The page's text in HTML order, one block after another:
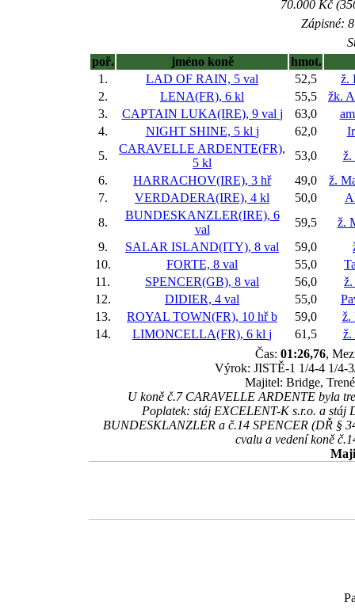
70.000 Kč
Zápisné:
poř.
jméno koně
hmot.
1.
LAD OF RAIN, 5 val 52,5
ž.
2.
LENA(FR), 6 kl 55,5
žk.
3.
CAPTAIN LUKA(IRE), 9 val j 63,0
4.
NIGHT SHINE, 5 kl j 62,0
5.
CARAVELLE ARDENTE(FR),
5 kl
53,0
ž.
6.
HARRACHOV(IRE), 3 hř 49,0
ž.
7.
VERDADERA(IRE), 4 kl 50,0
8.
BUNDESKANZLER(IRE), 6
val
59,5
ž.
9.
SALAR ISLAND(ITY), 8 val 59,0
10.
FORTE, 8 val 55,0
11.
SPENCER(GB), 8 val 56,0
ž.
12.
DIDIER, 4 val 55,0
13.
ROYAL TOWN(FR), 10 hřb 59,0
ž.
14.
LIMONCELLA(FR), 6 kl j 61,5
ž.
Čas: 01:26,76,
Výrok: JISTĚ-1 1/4-4 1/4-
Majitel: Bridge,
U koně č.7 CARAVELLE ARDENTE byla
Poplatek: stáj EXCELENT-K s.r.o. a stáj
BUNDESKLANZLER a č.14 SPENCER (DŘ §
cvalu a vedení koně